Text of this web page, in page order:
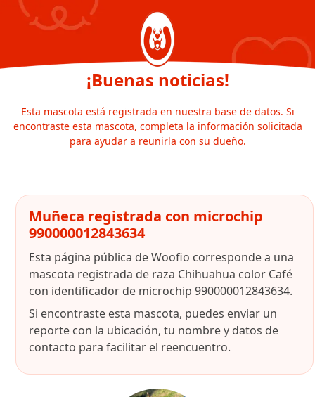
¡Buenas noticias!
Esta mascota está registrada en nuestra base de datos. Si
encontraste esta mascota, completa la información solicitada
para ayudar a reunirla con su dueño.
Muñeca registrada con microchip
990000012843634
Esta página pública de Woofio corresponde a una
mascota registrada de raza Chihuahua color Café
con identificador de microchip 990000012843634.
Si encontraste esta mascota, puedes enviar un
reporte con la ubicación, tu nombre y datos de
contacto para facilitar el reencuentro.